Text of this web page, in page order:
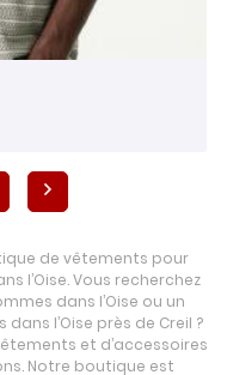
de vêtements pour
l’Oise. Vous recherchez
dans l’Oise ou un
l’Oise près de Creil ?
et d’accessoires
Notre boutique est